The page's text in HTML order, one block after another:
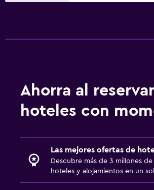
Sauna
Lavandería
Servicios de lavandería/tintorería
Plancha y tabla de planchar
Ahorra al reservar
hoteles con
Las mejores ofertas de
Descubre más de 3 millones
hoteles y alojamientos en un